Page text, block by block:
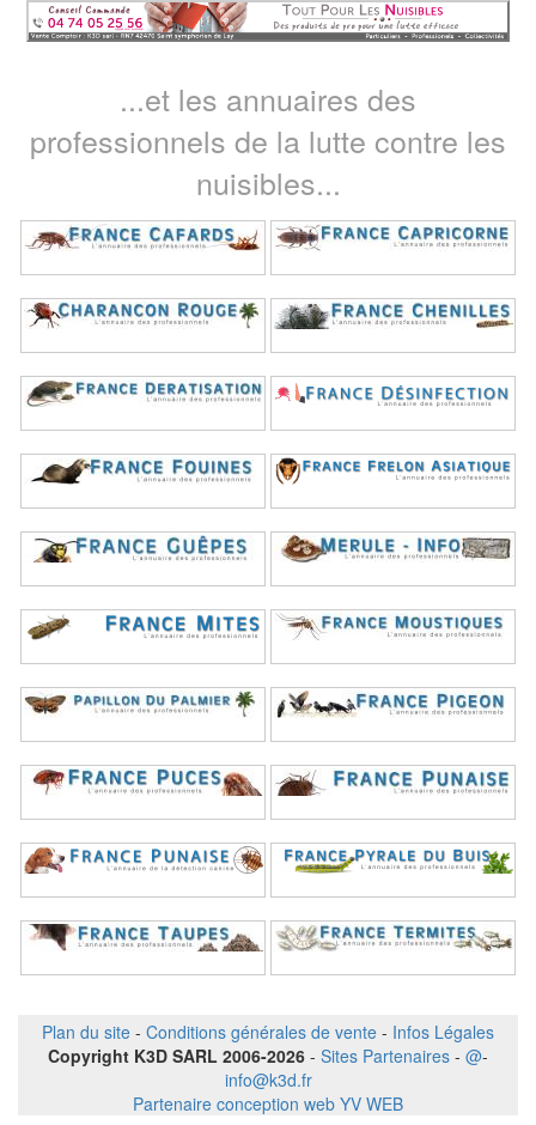
...et les annuaires des
professionnels de la lutte contre les
nuisibles...
Plan du site - Conditions générales de vente - Infos Légales
Copyright K3D SARL 2006-2026 - Sites Partenaires - @-
info@k3d.fr
Partenaire conception web YV WEB